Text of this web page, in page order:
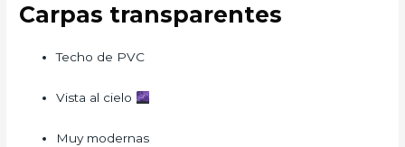
Carpas transparentes
Techo de PVC
Vista al cielo
Muy modernas